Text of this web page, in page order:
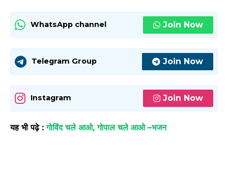
WhatsApp channel Join Now
Telegram Group Join Now
Instagram Join Now
यह भी पढ़े :गोविंद चले आओ, गोपाल चले आओ –भजन